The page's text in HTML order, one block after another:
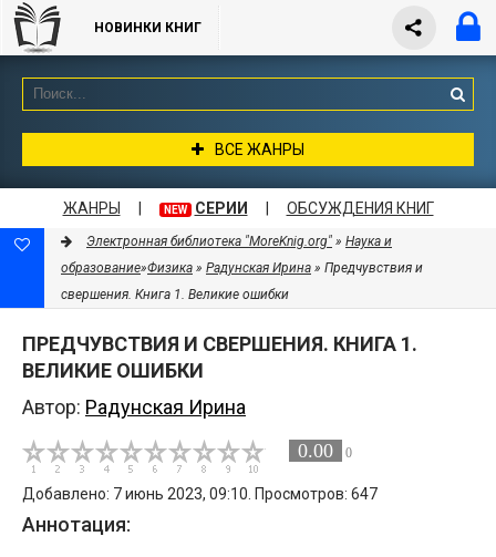
НОВИНКИ КНИГ
ВСЕ ЖАНРЫ
ЖАНРЫ NEW СЕРИИ ОБСУЖДЕНИЯ КНИГ
Электронная библиотека "MoreKnig.org" » Наука и
образование»Физика » Радунская Ирина » Предчувствия и
свершения. Книга 1. Великие ошибки
ПРЕДЧУВСТВИЯ И СВЕРШЕНИЯ. КНИГА 1.
ВЕЛИКИЕ ОШИБКИ
Автор: Радунская Ирина
0.00 0
Добавлено: 7 июнь 2023, 09:10. Просмотров: 647
Аннотация: